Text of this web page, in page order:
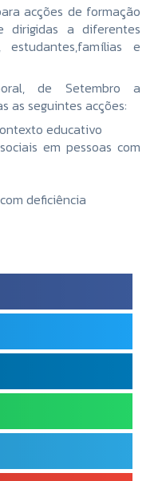
acções de formação
dirigidas a diferentes
estudantes,famílias e
de Setembro a
as seguintes acções:
educativo
em pessoas com
deficiência